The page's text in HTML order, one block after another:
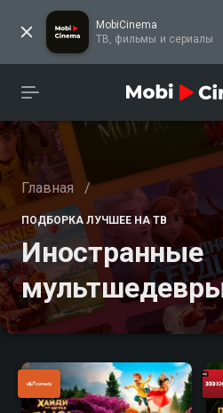
MobiCinema
ТВ, фильмы и сериалы
Главная /
ПОДБОРКА ЛУЧШЕЕ НА ТВ
Иностранные